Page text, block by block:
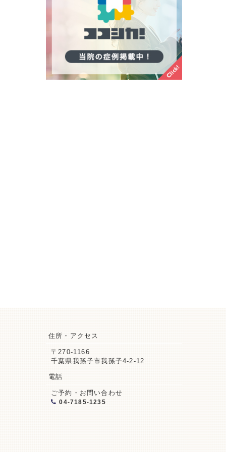
住所・アクセス
〒270-1166
千葉県我孫子市我孫子4-2-12
電話
ご予約・お問い合わせ
04-7185-1235